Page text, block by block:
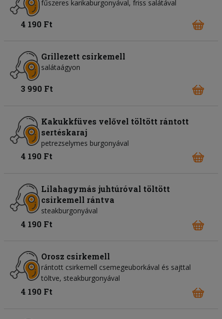
fűszeres karikaburgonyával, friss salátával
4 190 Ft
Grillezett csirkemell
salátaágyon
3 990 Ft
Kakukkfüves velővel töltött rántott
sertéskaraj
petrezselymes burgonyával
4 190 Ft
Lilahagymás juhtúróval töltött
csirkemell rántva
steakburgonyával
4 190 Ft
Orosz csirkemell
rántott csirkemell csemegeuborkával és sajttal
töltve, steakburgonyával
4 190 Ft